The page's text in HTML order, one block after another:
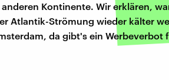
Kontinente. Wir erklären,
Atlantik-Strömung wieder kälter
da gibt's ein Werbeverbot